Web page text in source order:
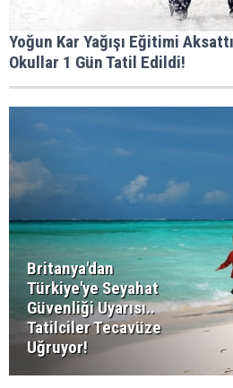
Yoğun Kar Yağışı Eğitimi
Okullar 1 Gün Tatil Edildi!
Britanya'dan
Türkiye'ye Seyahat
Güvenliği Uyarısı..
Tatilciler Tecavüze
Uğruyor!